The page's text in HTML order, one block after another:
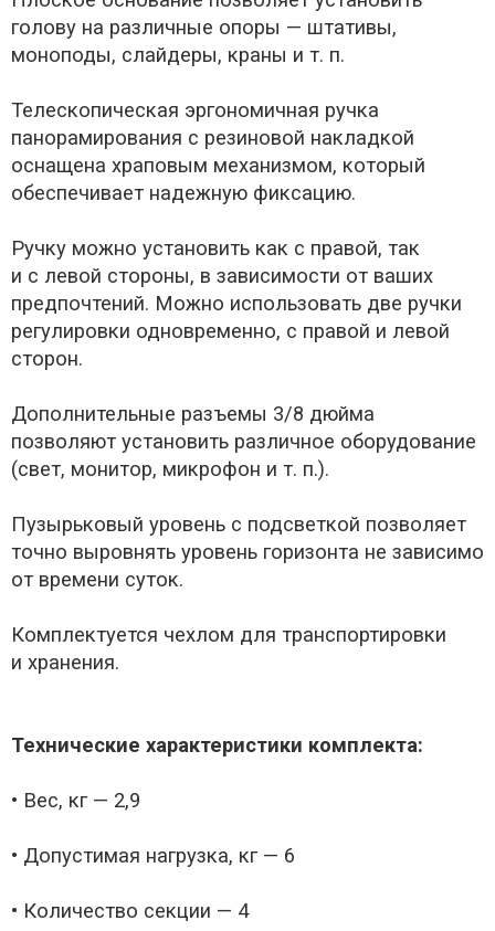
голову на различные опоры — штативы,
моноподы, слайдеры, краны и т. п.
Телескопическая эргономичная ручка
панорамирования с резиновой накладкой
оснащена храповым механизмом, который
обеспечивает надежную фиксацию.
Ручку можно установить как с правой, так
и с левой стороны, в зависимости от ваших
предпочтений. Можно использовать две ручки
регулировки одновременно, с правой и левой
сторон.
Дополнительные разъемы 3/8 дюйма
позволяют установить различное оборудование
(свет, монитор, микрофон и т. п.).
Пузырьковый уровень с подсветкой позволяет
точно выровнять уровень горизонта не зависимо
от времени суток.
Комплектуется чехлом для транспортировки
и хранения.
Технические характеристики комплекта:
• Вес, кг — 2,9
• Допустимая нагрузка, кг — 6
• Количество секции — 4